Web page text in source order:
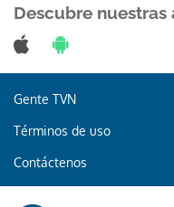
Descubre nuestras
Gente TVN
Términos de uso
Contáctenos